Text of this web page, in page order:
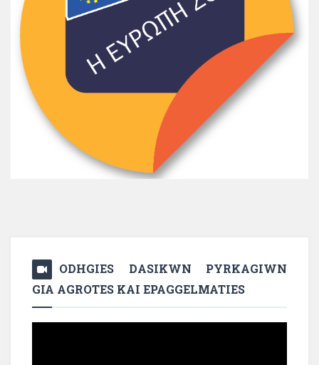
ODHGIES DASIKWN PYRKAGIWN
GIA AGROTES KAI EPAGGELMATIES